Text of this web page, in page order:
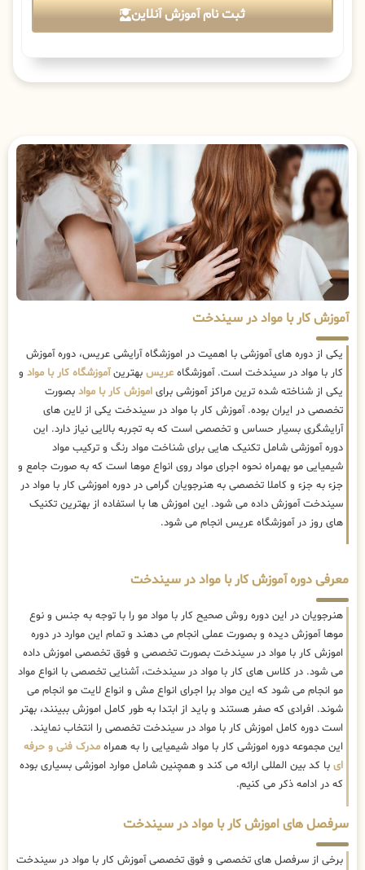
ثبت نام آموزش آنلاین
آموزش کار با مواد در سیندخت
یکی از دوره های آموزشی با اهمیت در اموزشگاه آرایشی عریس، دوره آموزش
کار با مواد در سیندخت است. آموزشگاه عریس بهترینآموزشگاه کار با مواد و
یکی از شناخته شده ترین مراکز آموزشی برای اموزش کار با مواد بصورت
تخصصی در ایران بوده. آموزش کار با مواد در سیندخت یکی از لاین های
آرایشگری بسیار حساس و تخصصی است که به تجربه بالایی نیاز دارد. این
دوره آموزشی شامل تکنیک هایی برای شناخت مواد رنگ و ترکیب مواد
شیمیایی مو بهمراه نحوه اجرای مواد روی انواع موها است که به صورت جامع و
جزء به جزء و کاملا تخصصی به هنرجویان گرامی در دوره اموزشی کار با مواد در
سیندخت آموزش داده می شود. این اموزش ها با استفاده از بهترین تکنیک
های روز در آموزشگاه عریس انجام می شود.
معرفی دوره آموزش کار با مواد در سیندخت
هنرجویان در این دوره روش صحیح کار با مواد مو را با توجه به جنس و نوع
موها آموزش دیده و بصورت عملی انجام می دهند و تمام این موارد در دوره
اموزش کار با مواد در سیندخت بصورت تخصصی و فوق تخصصی اموزش داده
می شود. در کلاس های کار با مواد در سیندخت، آشنایی تخصصی با انواع مواد
مو انجام می شود که این مواد برا اجرای انواع مش و انواع لایت مو انجام می
شوند. افرادی که صفر هستند و باید از ابتدا به طور کامل اموزش ببینند، بهتر
است دوره کامل اموزش کار با مواد در سیندخت تخصصی را انتخاب نمایند.
این مجموعه دوره اموزشی کار با مواد شیمیایی را به همراه مدرک فنی و حرفه
ای با کد بین المللی ارائه می کند و همچنین شامل موارد اموزشی بسیاری بوده
که در ادامه ذکر می کنیم.
سرفصل های اموزش کار با مواد در سیندخت
برخی از سرفصل های تخصصی و فوق تخصصی آموزش کار با مواد در سیندخت